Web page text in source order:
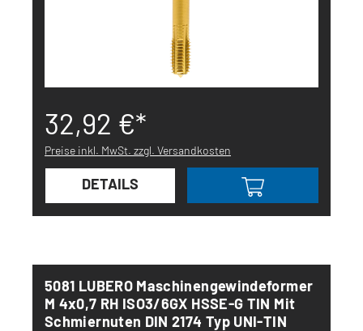
32,92 €*
Preise inkl. MwSt. zzgl. Versandkosten
DETAILS
5081 LUBERO Maschinengewindeformer
M 4x0,7 RH ISO3/6GX HSSE-G TIN Mit
Schmiernuten DIN 2174 Typ UNI-TIN